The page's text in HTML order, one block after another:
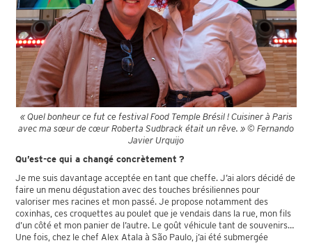
« Quel bonheur ce fut ce festival Food Temple Brésil ! Cuisiner à Paris
avec ma sœur de cœur Roberta Sudbrack était un rêve. » © Fernando
Javier Urquijo
Qu’est-ce qui a changé concrètement ?
Je me suis davantage acceptée en tant que cheffe. J’ai alors décidé de
faire un menu dégustation avec des touches brésiliennes pour
valoriser mes racines et mon passé. Je propose notamment des
coxinhas, ces croquettes au poulet que je vendais dans la rue, mon fils
d’un côté et mon panier de l’autre. Le goût véhicule tant de souvenirs…
Une fois, chez le chef Alex Atala à São Paulo, j’ai été submergée